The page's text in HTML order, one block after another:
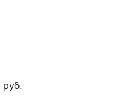
руб.